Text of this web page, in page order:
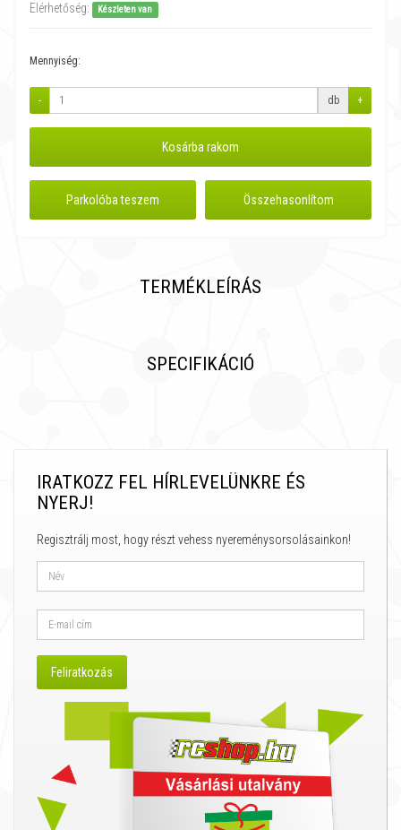
Elérhetőség:
Készleten van
Mennyiség:
- db +
Kosárba rakom
Parkolóba teszem Összehasonlítom
TERMÉKLEÍRÁS
SPECIFIKÁCIÓ
IRATKOZZ FEL HÍRLEVELÜNKRE ÉS
NYERJ!
Regisztrálj most, hogy részt vehess nyereménysorsolásainkon!